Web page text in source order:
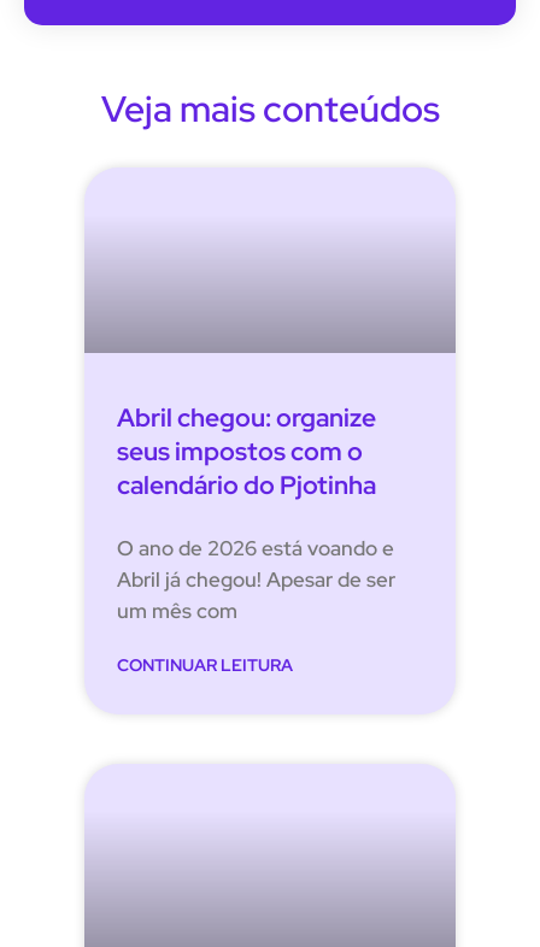
Veja mais conteúdos
Abril chegou: organize
seus impostos com o
calendário do Pjotinha
O ano de 2026 está voando e
Abril já chegou! Apesar de ser
um mês com
CONTINUAR LEITURA